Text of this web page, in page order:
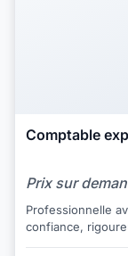
Comptable
Prix sur
Professionnelle
confiance, rigoureuse vous propose ses